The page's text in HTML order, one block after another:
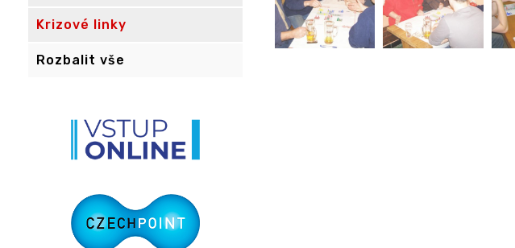
Krizové linky
Rozbalit vše